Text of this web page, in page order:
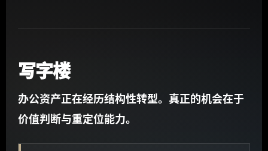
写字楼
办公资产正在经历结构性转型。真正的机会在于
价值判断与重定位能力。